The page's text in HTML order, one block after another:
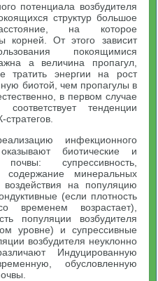
потенциала возбудителя
структур большое
на которое
корней. От этого зависит
покоящимися
а величина пропагул,
тратить энергии на рост
биотой, чем пропагулы в
в первом случае
тенденции
инфекционного
биотические и
супрессивность,
содержание минеральных
на популяцию
(если плотность
временем возрастает),
популяции возбудителя
уровне) и супрессивные
возбудителя неуклонно
Индуцированную
обусловленную